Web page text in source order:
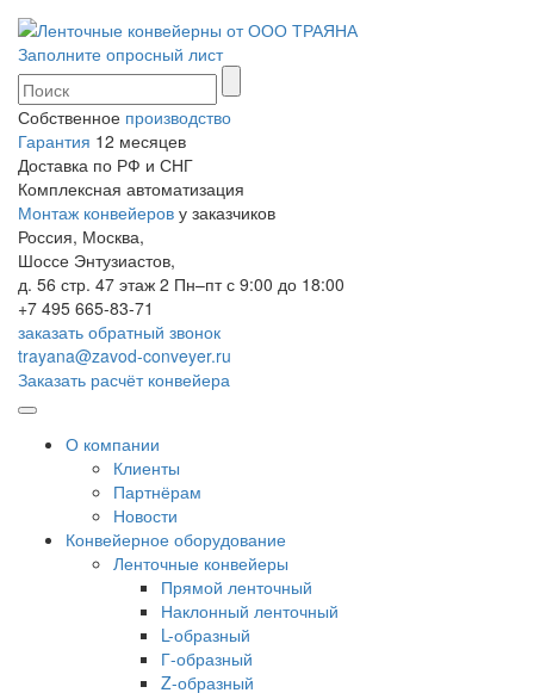
Заполните опросный лист
Собственное производство
Гарантия 12 месяцев
Доставка по РФ и СНГ
Комплексная автоматизация
Монтаж конвейеров у заказчиков
Россия, Москва,
Шоссе Энтузиастов,
д. 56 стр. 47 этаж 2 Пн–пт с 9:00 до 18:00
+7 495 665-83-71
заказать обратный звонок
trayana@zavod-conveyer.ru
Заказать расчёт конвейера
О компании
Клиенты
Партнёрам
Новости
Конвейерное оборудование
Ленточные конвейеры
Прямой ленточный
Наклонный ленточный
L-образный
Г-образный
Z-образный